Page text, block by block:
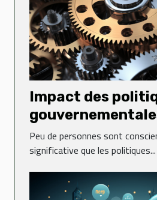
Impact des
dynamisme des
Peu de personnes sont
significative que les politiques...